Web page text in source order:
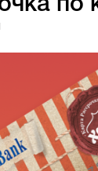
по